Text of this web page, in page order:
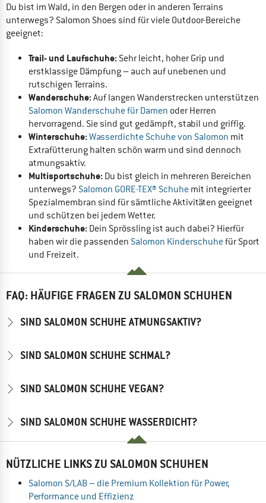
Du bist im Wald, in den Bergen oder in anderen Terrains
unterwegs? Salomon Shoes sind für viele Outdoor-Bereiche
geeignet:
Trail- und Laufschuhe: Sehr leicht, hoher Grip und
erstklassige Dämpfung – auch auf unebenen und
rutschigen Terrains.
Wanderschuhe:Auf langen Wanderstrecken unterstützen
Salomon Wanderschuhe für Damen oder Herren
hervorragend. Sie sind gut gedämpft, stabil und griffig.
Winterschuhe:Wasserdichte Schuhe von Salomon mit
Extrafütterung halten schön warm und sind dennoch
atmungsaktiv.
Multisportschuhe: Du bist gleich in mehreren Bereichen
unterwegs? Salomon GORE-TEX® Schuhemit integrierter
Spezialmembran sind für sämtliche Aktivitäten geeignet
und schützen bei jedem Wetter.
Kinderschuhe: Dein Sprössling ist auch dabei? Hierfür
haben wir die passenden Salomon Kinderschuhefür Sport
und Freizeit.
FAQ: HÄUFIGE FRAGEN ZU SALOMON SCHUHEN
SIND SALOMON SCHUHE ATMUNGSAKTIV?
SIND SALOMON SCHUHE SCHMAL?
SIND SALOMON SCHUHE VEGAN?
SIND SALOMON SCHUHE WASSERDICHT?
NÜTZLICHE LINKS ZU SALOMON SCHUHEN
Salomon S/LAB – die Premium Kollektion für Power,
Performance und Effizienz